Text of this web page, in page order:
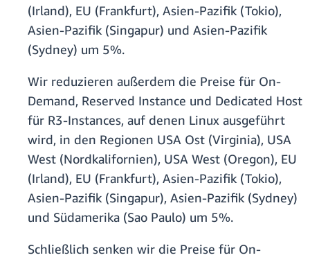
(Irland), EU (Frankfurt), Asien-Pazifik (Tokio),
Asien-Pazifik (Singapur) und Asien-Pazifik
(Sydney) um 5%.
Wir reduzieren außerdem die Preise für On-
Demand, Reserved Instance und Dedicated Host
für R3-Instances, auf denen Linux ausgeführt
wird, in den Regionen USA Ost (Virginia), USA
West (Nordkalifornien), USA West (Oregon), EU
(Irland), EU (Frankfurt), Asien-Pazifik (Tokio),
Asien-Pazifik (Singapur), Asien-Pazifik (Sydney)
und Südamerika (Sao Paulo) um 5%.
Schließlich senken wir die Preise für On-